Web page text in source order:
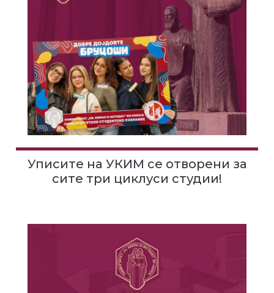
Уписите на УКИМ се отворени за
сите три циклуси студии!